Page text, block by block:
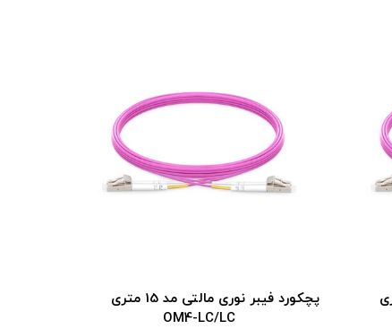
15 متری
پچکورد فیبر نوری مالتی مد 15 متری
OM4-LC/LC